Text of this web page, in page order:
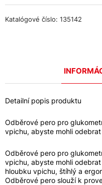
Katalógové číslo: 135142
Detailní popis produktu
Odběrové pero pro
vpichu, abyste mohli
Odběrové pero pro
vpichu, abyste mohli
hloubku vpichu, štíhlý a
Odběrové pero slouží k